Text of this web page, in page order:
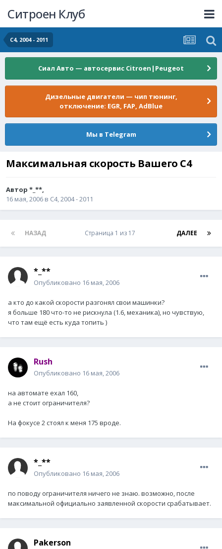
Ситроен Клуб
С4, 2004 - 2011
Сиал Авто — автосервис Citroen|Peugeot
Дизельные двигатели — чип тюнинг,
отключение: EGR, FAP, AdBlue
Мы в Telegram
Максимальная скорость Вашего С4
Автор *_**,
16 мая, 2006 в С4, 2004 - 2011
НАЗАД ДАЛЕЕ
Страница 1 из 17
*_**
Опубликовано 16 мая, 2006
а кто до какой скорости разгонял свои машинки?
я больше 180 что-то не рискнула (1.6, механика), но чувствую,
что там ещё есть куда топить )
Rush
Опубликовано 16 мая, 2006
на автомате ехал 160,
а не стоит ограничителя?
На фокусе 2 стоял к меня 175 вроде.
*_**
Опубликовано 16 мая, 2006
по поводу ограничителя ничего не знаю. возможно, после
максимальной официально заявленной скорости срабатывает.
Pakerson